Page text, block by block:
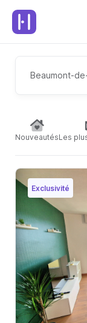
Beaumont-
NouveautésLes
Exclusivité